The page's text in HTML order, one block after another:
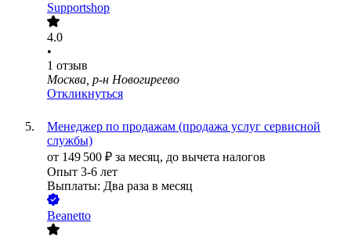
Supportshop
4.0
•
1 отзыв
Москва, р-н Новогиреево
Откликнуться
Менеджер по продажам (продажа услуг сервисной
службы)
от 149 500 ₽ за месяц, до вычета налогов
Опыт 3-6 лет
Выплаты: Два раза в месяц
Beanetto